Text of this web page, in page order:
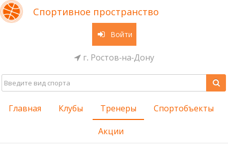
Спортивное пространство
Войти
г. Ростов-на-Дону
Главная Клубы Тренеры Спортобъекты
Акции